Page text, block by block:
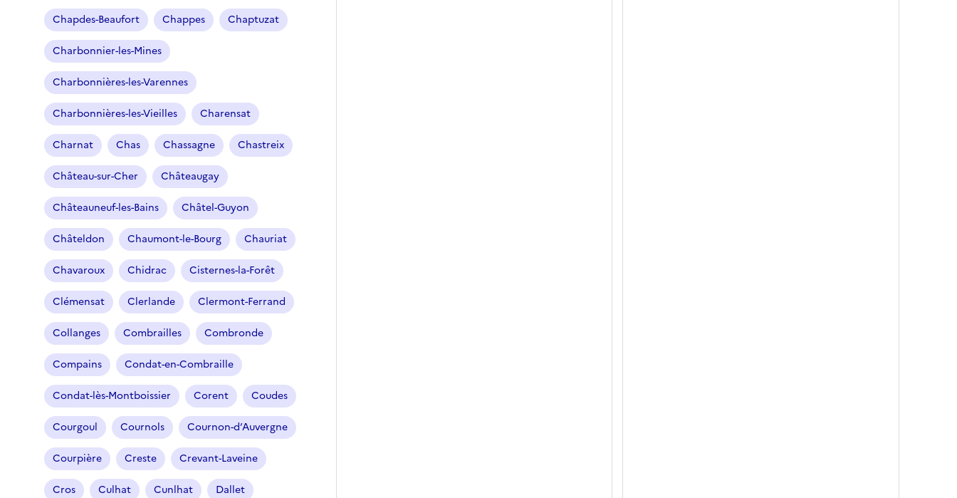
Chapdes-Beaufort Chappes Chaptuzat
Charbonnier-les-Mines
Charbonnières-les-Varennes
Charbonnières-les-Vieilles Charensat
Charnat Chas Chassagne Chastreix
Château-sur-Cher Châteaugay
Châteauneuf-les-Bains Châtel-Guyon
Châteldon Chaumont-le-Bourg Chauriat
Chavaroux Chidrac Cisternes-la-Forêt
Clémensat Clerlande Clermont-Ferrand
Collanges Combrailles Combronde
Compains Condat-en-Combraille
Condat-lès-Montboissier Corent Coudes
Courgoul Cournols Cournon-d’Auvergne
Courpière Creste Crevant-Laveine
Cros Culhat Cunlhat Dallet